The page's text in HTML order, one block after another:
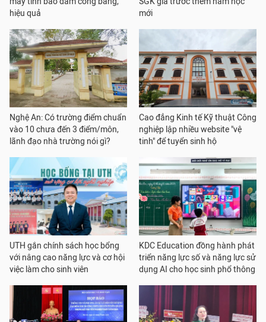
hiệu quả
mới
Nghệ An: Có trường điểm chuẩn
vào 10 chưa đến 3 điểm/môn,
lãnh đạo nhà trường nói gì?
Cao đẳng Kinh tế Kỹ thuật Công
nghiệp lập nhiều website "vệ
tinh" để tuyển sinh hộ
UTH gắn chính sách học bổng
với nâng cao năng lực và cơ hội
việc làm cho sinh viên
KDC Education đồng hành phát
triển năng lực số và năng lực sử
dụng AI cho học sinh phổ thông